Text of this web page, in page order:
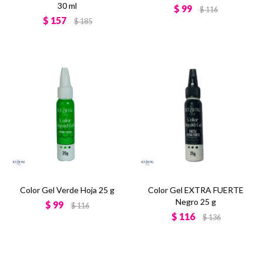
30 ml
$ 157 $185
$ 99 $116
Color Gel Verde Hoja 25 g
$ 99 $116
Color Gel EXTRA FUERTE
Negro 25 g
$ 116 $136